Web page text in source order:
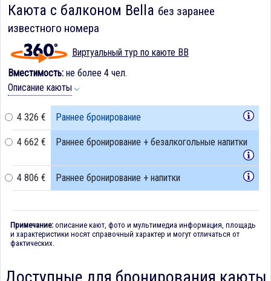
Каюта с балконом Bella без заранее
известного номера
Виртуальный тур по каюте BB
Вместимость: не более 4 чел.
Описание каюты
4 326 € Раннее бронирование
4 662 € Раннее бронирование + безалкогольные напитки
4 806 € Раннее бронирование + напитки
Примечание: описание кают, фото и мультимедиа информация, площадь
и характеристики носят справочный характер и могут отличаться от
фактических.